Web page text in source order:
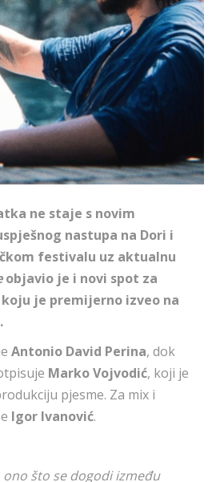
ne staje s novim
nastupa na Dori i
festivalu uz aktualnu
objavio je i novi spot za
je premijerno izveo na
Antonio David Perina, dok
Marko Vojvodić, koji je
pjesme. Za mix i
Igor Ivanović.
što se dogodi između